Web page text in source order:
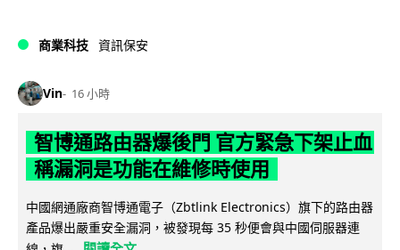
商業科技 資訊保安
Vin 16 小時
智博通路由器爆後門 官方緊急下架止血
稱漏洞是功能在維修時使用
中國網通廠商智博通電子（Zbtlink Electronics）旗下的路由器
產品爆出嚴重安全漏洞，被發現每 35 秒便會與中國伺服器連